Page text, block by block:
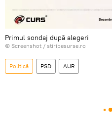
Primul sondaj după alegeri
© Screenshot / stiripesurse.ro
Politică PSD AUR